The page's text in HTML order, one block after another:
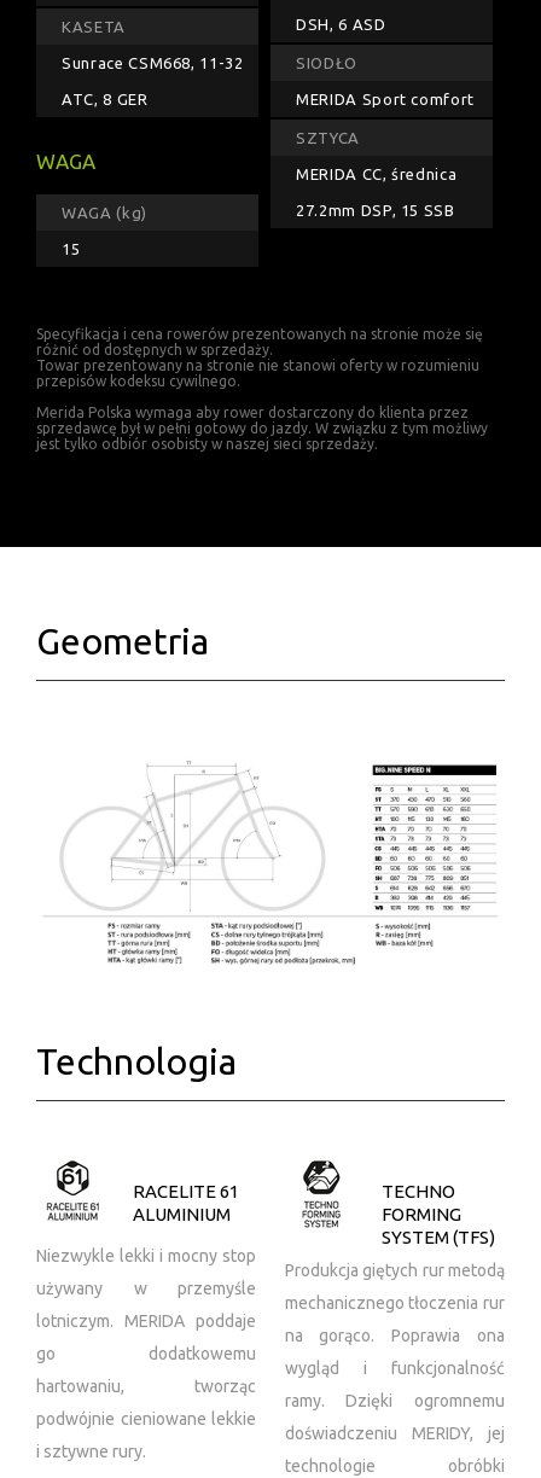
KASETA
Sunrace CSM668, 11-32
ATC, 8 GER
WAGA
WAGA (kg)
15
DSH, 6 ASD
SIODŁO
MERIDA Sport comfort
SZTYCA
MERIDA CC, średnica
27.2mm DSP, 15 SSB
Specyfikacja i cena rowerów prezentowanych na stronie może się
różnić od dostępnych w sprzedaży.
Towar prezentowany na stronie nie stanowi oferty w rozumieniu
przepisów kodeksu cywilnego.
Merida Polska wymaga aby rower dostarczony do klienta przez
sprzedawcę był w pełni gotowy do jazdy. W związku z tym możliwy
jest tylko odbiór osobisty w naszej sieci sprzedaży.
Geometria
Technologia
RACELITE 61
ALUMINIUM
Niezwykle lekki i mocny stop
używany w przemyśle
lotniczym. MERIDA poddaje
go dodatkowemu
hartowaniu, tworząc
podwójnie cieniowane lekkie
i sztywne rury.
TECHNO
FORMING
SYSTEM (TFS)
Produkcja giętych rur metodą
mechanicznego tłoczenia rur
na gorąco. Poprawia ona
wygląd i funkcjonalność
ramy. Dzięki ogromnemu
doświadczeniu MERIDY, jej
technologie obróbki